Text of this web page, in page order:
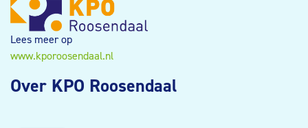
Lees meer op
www.kporoosendaal.nl
Over KPO Roosendaal